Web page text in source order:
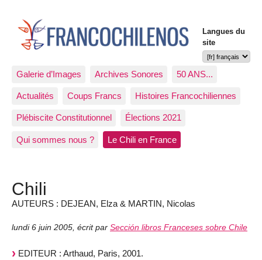
Langues du
site
Galerie d’Images Archives Sonores 50 ANS...
Actualités Coups Francs Histoires Francochiliennes
Plébiscite Constitutionnel Élections 2021
Qui sommes nous ? Le Chili en France
Chili
AUTEURS : DEJEAN, Elza & MARTIN, Nicolas
lundi 6 juin 2005, écrit par Sección libros Franceses sobre Chile
EDITEUR : Arthaud, Paris, 2001.